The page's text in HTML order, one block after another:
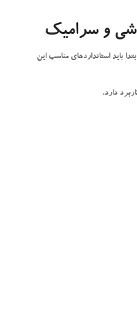
باید استانداردهای مناسب این